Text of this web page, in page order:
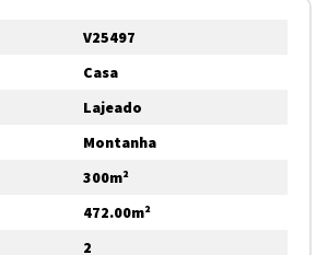
V25497
Casa
Lajeado
Montanha
300m²
472.00m²
2